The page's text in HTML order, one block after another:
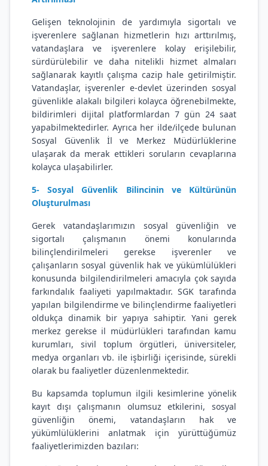
Gelişen teknolojinin de yardımıyla sigortalı ve
işverenlere sağlanan hizmetlerin hızı arttırılmış,
vatandaşlara ve işverenlere kolay erişilebilir,
sürdürülebilir ve daha nitelikli hizmet almaları
sağlanarak kayıtlı çalışma cazip hale getirilmiştir.
Vatandaşlar, işverenler e-devlet üzerinden sosyal
güvenlikle alakalı bilgileri kolayca öğrenebilmekte,
bildirimleri dijital platformlardan 7 gün 24 saat
yapabilmektedirler. Ayrıca her ilde/ilçede bulunan
Sosyal Güvenlik İl ve Merkez Müdürlüklerine
ulaşarak da merak ettikleri soruların cevaplarına
kolayca ulaşabilirler.
5- Sosyal Güvenlik Bilincinin ve Kültürünün
Oluşturulması
Gerek vatandaşlarımızın sosyal güvenliğin ve
sigortalı çalışmanın önemi konularında
bilinçlendirilmeleri gerekse işverenler ve
çalışanların sosyal güvenlik hak ve yükümlülükleri
konusunda bilgilendirilmeleri amacıyla çok sayıda
farkındalık faaliyeti yapılmaktadır. SGK tarafında
yapılan bilgilendirme ve bilinçlendirme faaliyetleri
oldukça dinamik bir yapıya sahiptir. Yani gerek
merkez gerekse il müdürlükleri tarafından kamu
kurumları, sivil toplum örgütleri, üniversiteler,
medya organları vb. ile işbirliği içerisinde, sürekli
olarak bu faaliyetler düzenlenmektedir.
Bu kapsamda toplumun ilgili kesimlerine yönelik
kayıt dışı çalışmanın olumsuz etkilerini, sosyal
güvenliğin önemi, vatandaşların hak ve
yükümlülüklerini anlatmak için yürüttüğümüz
faaliyetlerimizden bazıları: